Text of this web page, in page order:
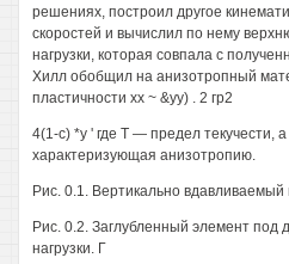
решениях, построил другое
скоростей и вычислил по нему
нагрузки, которая совпала с
Хилл обобщил на анизотропный
пластичности хх ~ &уу) . 2 гр2
4(1-с) *у ' где Т — предел текучести,
характеризующая анизотропию.
Рис. 0.1. Вертикально
Рис. 0.2. Заглубленный элемент под
нагрузки. Г